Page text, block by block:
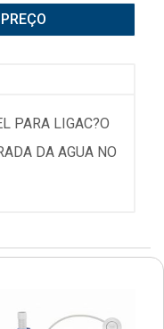
PARA LIGAC?O
DA AGUA NO